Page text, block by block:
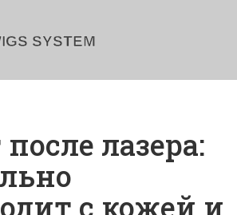
лазера:
с кожей и